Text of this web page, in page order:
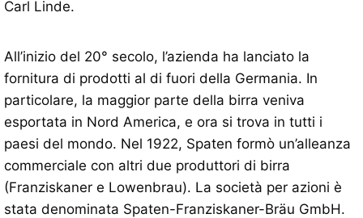
Carl Linde.
All’inizio del 20° secolo, l’azienda ha lanciato la
fornitura di prodotti al di fuori della Germania. In
particolare, la maggior parte della birra veniva
esportata in Nord America, e ora si trova in tutti i
paesi del mondo. Nel 1922, Spaten formò un’alleanza
commerciale con altri due produttori di birra
(Franziskaner e Lowenbrau). La società per azioni è
stata denominata Spaten-Franziskaner-Bräu GmbH.